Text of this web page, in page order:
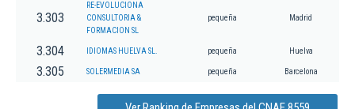
3.303
RE-EVOLUCIONA
CONSULTORIA &
FORMACION SL
pequeña Madrid
3.304 IDIOMAS HUELVA SL. pequeña Huelva
3.305 SOLERMEDIA SA pequeña Barcelona